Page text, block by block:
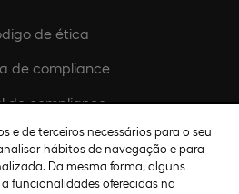
de ética
de compliance
de compliance
de Género
e de terceiros necessários para o seu
hábitos de navegação e para
Da mesma forma, alguns
funcionalidades oferecidas na